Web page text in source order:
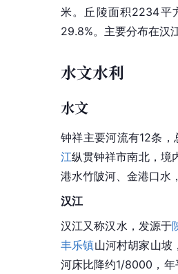
米。
丘陵面积2234平
29.8%。主要分布在汉
水文水利
水文
钟祥主要河流有12条
江纵贯钟祥市南北，境
港水竹陂河、金港口水
汉江
汉江又称汉水 ，发源于
丰乐镇山河村胡家山坡
河床比降约1/8000，